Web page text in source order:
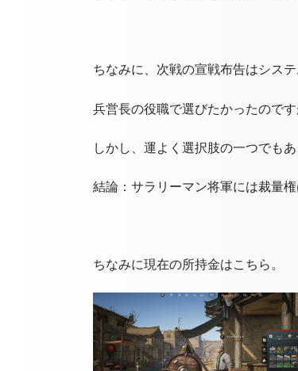
ちなみに、次戦の宣戦布告はシス
兵営長の役職で選びたかったので
しかし、運よく選択肢の一つでも
結論：サラリーマン将軍には裁量権
ちなみに現在の所持金はこちら。